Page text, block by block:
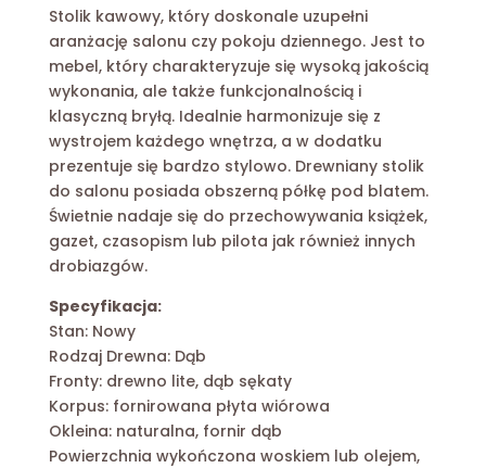
Stolik kawowy, który doskonale uzupełni
aranżację salonu czy pokoju dziennego. Jest to
mebel, który charakteryzuje się wysoką jakością
wykonania, ale także funkcjonalnością i
klasyczną bryłą. Idealnie harmonizuje się z
wystrojem każdego wnętrza, a w dodatku
prezentuje się bardzo stylowo. Drewniany stolik
do salonu posiada obszerną półkę pod blatem.
Świetnie nadaje się do przechowywania książek,
gazet, czasopism lub pilota jak również innych
drobiazgów.
Specyfikacja:
Stan: Nowy
Rodzaj Drewna: Dąb
Fronty: drewno lite, dąb sękaty
Korpus: fornirowana płyta wiórowa
Okleina: naturalna, fornir dąb
Powierzchnia wykończona woskiem lub olejem,